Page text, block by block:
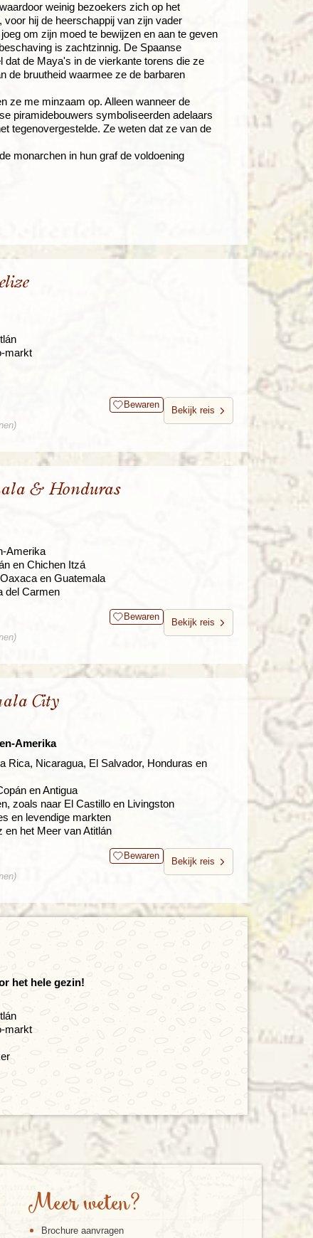
weinig bezoekers zich op het
hij de heerschappij van zijn vader
om zijn moed te bewijzen en aan te geven
is zachtzinnig. De Spaanse
dat de Maya's in de vierkante torens die ze
de bruutheid waarmee ze de barbaren
ze me minzaam op. Alleen wanneer de
piramidebouwers symboliseerden adelaars
tegenovergestelde. Ze weten dat ze van de
monarchen in hun graf de voldoening
markt
Bewaren
Bekijk reis
& Honduras
Amerika
en Chichen Itzá
en Guatemala
del Carmen
Bewaren
Bekijk reis
City
Amerika
Rica, Nicaragua, El Salvador, Honduras en
en Antigua
zoals naar El Castillo en Livingston
en levendige markten
en het Meer van Atitlán
Bewaren
Bekijk reis
het hele gezin!
markt
Meer weten?
Brochure aanvragen